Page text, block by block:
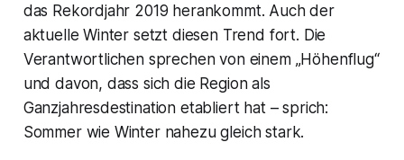
das Rekordjahr 2019 herankommt. Auch der
aktuelle Winter setzt diesen Trend fort. Die
Verantwortlichen sprechen von einem „Höhenflug“
und davon, dass sich die Region als
Ganzjahresdestination etabliert hat – sprich:
Sommer wie Winter nahezu gleich stark.